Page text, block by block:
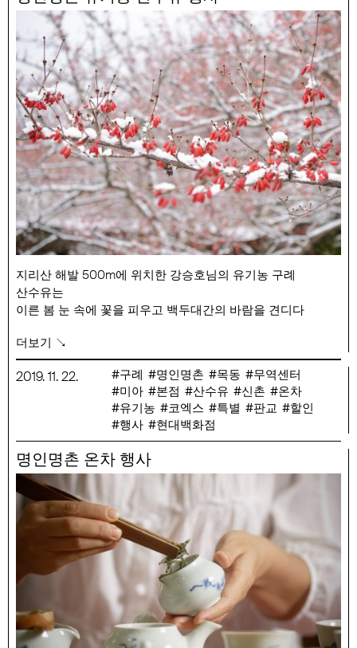
지리산 해발 500m에 위치한 강승호님의 유기농 구례
산수유는
이른 봄 눈 속에 꽃을 피우고 백두대간의 바람을 견디다
비로소 열매를 사람에게 내어줍니다.
행사 기간 : 11/22(금) ~ 12/1(일)
행사 품목 : 강승호 유기농 발효산수유 30포, 유기농 산수유
100g, 산수유크림꿀 230g
더보기 ↘
2019.11.22. 구례 명인명촌 목동
무역센터
미아
본점 산수유 신촌
온차
유기농
코엑스 특별 판교
할인
행사
현대백화점
명인명촌 온차 행사